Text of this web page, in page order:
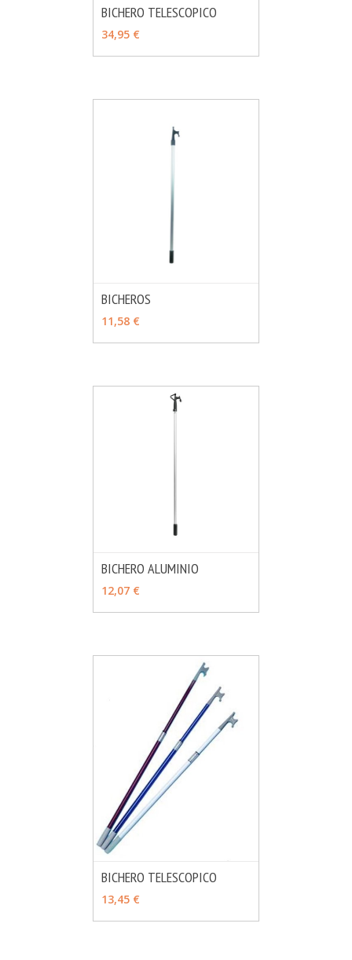
BICHERO TELESCOPICO
34,95 €
BICHEROS
11,58 €
BICHERO ALUMINIO
12,07 €
BICHERO TELESCOPICO
13,45 €